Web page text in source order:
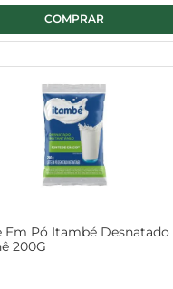
Em Pó Itambé Desnatado
200G